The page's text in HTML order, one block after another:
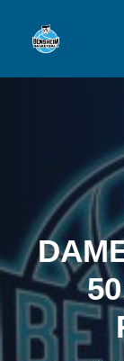
NEWSFEED
FAN-SHOP
VFL